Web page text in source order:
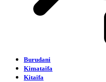
Burudani
Kimataifa
Kitaifa